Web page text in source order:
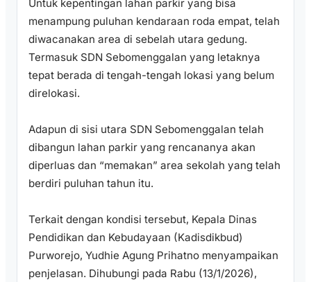
Untuk kepentingan lahan parkir yang bisa
menampung puluhan kendaraan roda empat, telah
diwacanakan area di sebelah utara gedung.
Termasuk SDN Sebomenggalan yang letaknya
tepat berada di tengah-tengah lokasi yang belum
direlokasi.
Adapun di sisi utara SDN Sebomenggalan telah
dibangun lahan parkir yang rencananya akan
diperluas dan “memakan” area sekolah yang telah
berdiri puluhan tahun itu.
Terkait dengan kondisi tersebut, Kepala Dinas
Pendidikan dan Kebudayaan (Kadisdikbud)
Purworejo, Yudhie Agung Prihatno menyampaikan
penjelasan. Dihubungi pada Rabu (13/1/2026),